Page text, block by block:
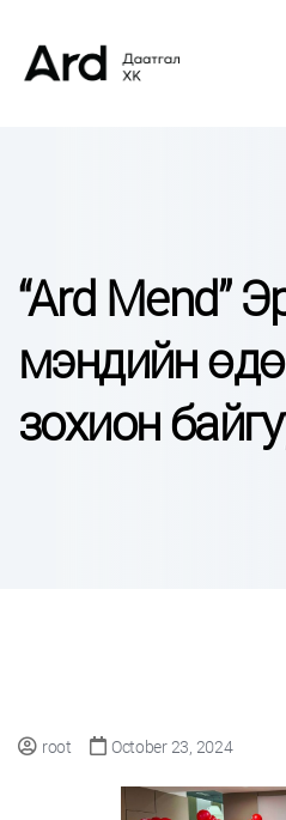
“Ard Mend”
мэндийн
зохион
root October 23, 2024